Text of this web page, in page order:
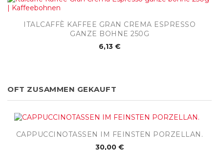
ITALCAFFÈ KAFFEE GRAN CREMA ESPRESSO
GANZE BOHNE 250G
6,13 €
OFT ZUSAMMEN GEKAUFT
CAPPUCCINOTASSEN IM FEINSTEN PORZELLAN.
30,00 €